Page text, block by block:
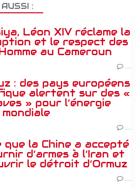
:
Léon XIV réclame la
et le respect des
au Cameroun
…
: des pays européens
alertent sur des «
» pour l’énergie
mondiale
…
la Chine a accepté
d’armes à l’Iran et
le détroit d’Ormuz
…